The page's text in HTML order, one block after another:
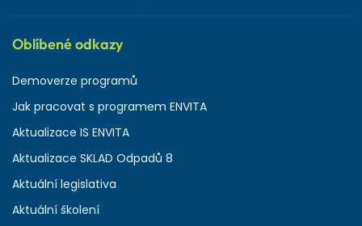
Oblíbené odkazy
Demoverze programů
Jak pracovat s programem ENVITA
Aktualizace IS ENVITA
Aktualizace SKLAD Odpadů 8
Aktuální legislativa
Aktuální školení